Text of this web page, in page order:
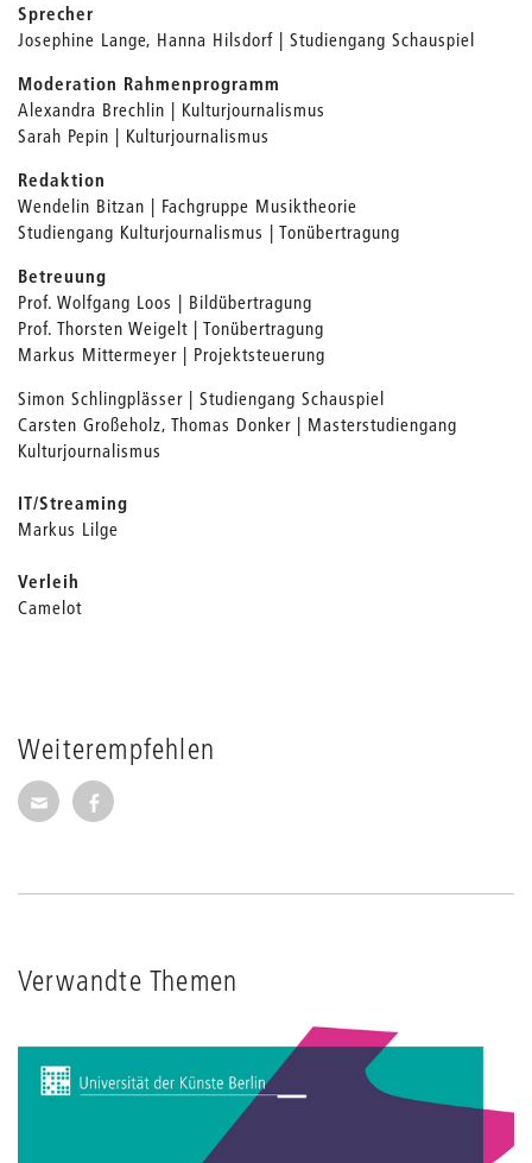
Weiterempfehlen
Seite per E-Mail weiterempfehlen
Seite auf Facebook weiterempfehlen
Sprecher
Josephine Lange, Hanna Hilsdorf | Studiengang Schauspiel
Moderation Rahmenprogramm
Alexandra Brechlin | Kulturjournalismus
Sarah Pepin | Kulturjournalismus
Redaktion
Wendelin Bitzan | Fachgruppe Musiktheorie
Studiengang Kulturjournalismus | Tonübertragung
Betreuung
Prof. Wolfgang Loos | Bildübertragung
Prof. Thorsten Weigelt | Tonübertragung
Markus Mittermeyer | Projektsteuerung
Simon Schlingplässer | Studiengang Schauspiel
Carsten Großeholz, Thomas Donker | Masterstudiengang
Kulturjournalismus
IT/Streaming
Markus Lilge
Verleih
Camelot
Verwandte Themen